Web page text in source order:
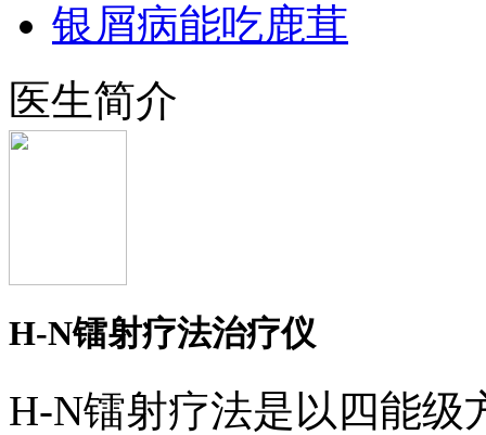
银屑病能吃鹿茸
医生简介
H-N镭射疗法治疗仪
H-N镭射疗法是以四能级